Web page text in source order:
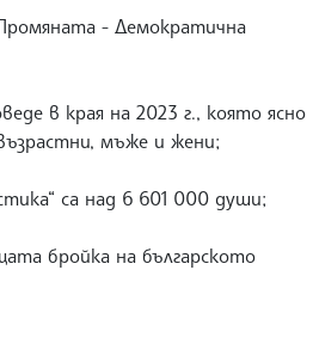
- Демократична
в края на 2023 г., която ясно
мъже и жени;
са над 6 601 000 души;
бройка на българското